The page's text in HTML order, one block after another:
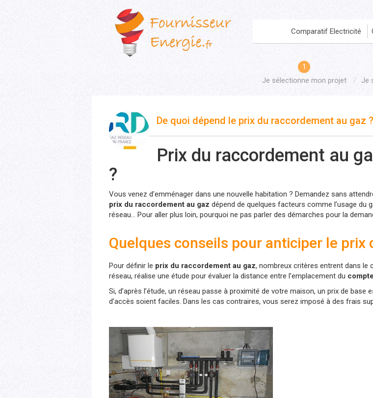
Comparatif Electricité
Je sélectionne mon projet Je
De quoi dépend le prix du raccordement au gaz ?
Prix du raccordement au
?
Vous venez d’emménager dans une nouvelle habitation ? Demandez sans
prix du raccordement au gaz dépend de quelques facteurs comme l’usage du
réseau… Pour aller plus loin, pourquoi ne pas parler des démarches pour la
Quelques conseils pour anticiper le prix
Pour définir le prix du raccordement au gaz, nombreux critères entrent dans le
réseau, réalise une étude pour évaluer la distance entre l’emplacement du
Si, d’après l’étude, un réseau passe à proximité de votre maison, un prix de
d’accès soient faciles. Dans les cas contraires, vous serez imposé à des frais